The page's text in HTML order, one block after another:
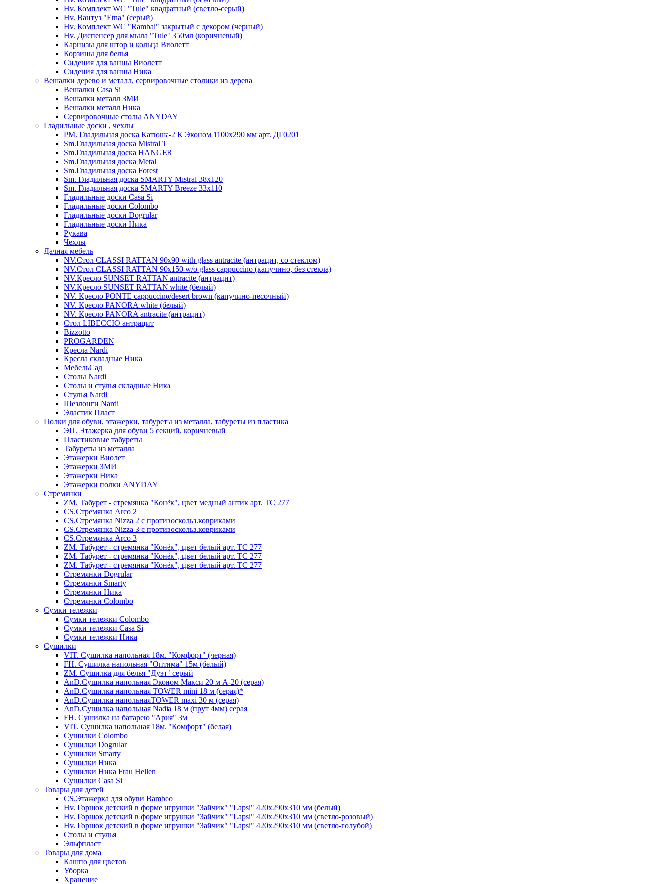
Hv. Комплект WC "Tule" квадратный (светло-серый)
Hv. Вантуз "Etna" (серый)
Hv. Комплект WC "Rambai" закрытый с декором (черный)
Hv. Диспенсер для мыла "Tule" 350мл (коричневый)
Карнизы для штор и кольца Виолетт
Корзины для белья
Сидения для ванны Виолетт
Сидения для ванны Ника
Вешалки дерево и металл, сервировочные столики из дерева
Вешалки Casa Si
Вешалки металл ЗМИ
Вешалки металл Ника
Сервировочные столы ANYDAY
Гладильные доски , чехлы
PM. Гладильная доска Катюша-2 К Эконом 1100х290 мм арт. ДГ0201
Sm.Гладильная доска Mistral T
Sm.Гладильная доска HANGER
Sm.Гладильная доска Metal
Sm.Гладильная доска Forest
Sm. Гладильная доска SMARTY Mistral 38x120
Sm. Гладильная доска SMARTY Breeze 33х110
Гладильные доски Casa Si
Гладильные доски Colombo
Гладильные доски Dogrular
Гладильные доски Ника
Рукава
Чехлы
Дачная мебель
NV.Стол CLASSI RATTAN 90х90 with glass antracite (антрацит, со стеклом)
NV.Стол CLASSI RATTAN 90х150 w/o glass cappuccino (капучино, без стекла)
NV.Кресло SUNSET RATTAN antracite (антрацит)
NV.Кресло SUNSET RATTAN white (белый)
NV. Кресло PONTE cappuccino/desert brown (капучино-песочный)
NV. Кресло PANORA white (белый)
NV. Кресло PANORA antracite (антрацит)
Стол LIBECCIO антрацит
Bizzotto
PROGARDEN
Кресла Nardi
Кресла складные Ника
МебельСад
Столы Nardi
Столы и стулья складные Ника
Стулья Nardi
Шезлонги Nardi
Эластик Пласт
Полки для обуви, этажерки, табуреты из металла, табуреты из пластика
ЭП. Этажерка для обуви 5 секций, коричневый
Пластиковые табуреты
Табуреты из металла
Этажерки Виолет
Этажерки ЗМИ
Этажерки Ника
Этажерки полки ANYDAY
Стремянки
ZM. Табурет - стремянка "Конёк", цвет медный антик арт. ТС 277
CS.Стремянка Arco 2
CS.Стремянка Nizza 2 с противоскольз.ковриками
CS.Стремянка Nizza 3 с противоскольз.ковриками
CS.Стремянка Arco 3
ZM. Табурет - стремянка "Конёк", цвет белый арт. ТС 277
ZM. Табурет - стремянка "Конёк", цвет белый арт. ТС 277
ZM. Табурет - стремянка "Конёк", цвет белый арт. ТС 277
Стремянки Dogrular
Стремянки Smarty
Стремянки Ника
Стремянки Сolombo
Сумки тележки
Сумки тележки Colombo
Сумки тележки Сasa Si
Сумки тележки Ника
Сушилки
VIT. Сушилка напольная 18м. "Комфорт" (черная)
FH. Сушилка напольная "Оптима" 15м (белый)
ZM. Сушилка для белья "Дуэт" серый
AnD.Сушилка напольная Эконом Макси 20 м А-20 (серая)
AnD.Сушилка напольная TOWER mini 18 м (серая)*
AnD.Сушилка напольнаяTOWER maxi 30 м (серая)
AnD.Сушилка напольная Nadia 18 м (прут 4мм) серая
FH. Сушилка на батарею "Ария" 3м
VIT. Сушилка напольная 18м. "Комфорт" (белая)
Cушилки Colombo
Сушилки Dogrular
Сушилки Smarty
Сушилки Ника
Сушилки Ника Frau Hellen
Сушилки Сasa Si
Товары для детей
CS.Этажерка для обуви Bamboo
Hv. Горшок детский в форме игрушки "Зайчик" "Lapsi" 420х290х310 мм (белый)
Hv. Горшок детский в форме игрушки "Зайчик" "Lapsi" 420х290х310 мм (светло-розовый)
Hv. Горшок детский в форме игрушки "Зайчик" "Lapsi" 420х290х310 мм (светло-голубой)
Столы и стулья
Эльфпласт
Товары для дома
Кашпо для цветов
Уборка
Хранение